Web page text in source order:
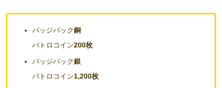
バッジパック銅
バトロコイン200枚
バッジパック銀
バトロコイン1,200枚